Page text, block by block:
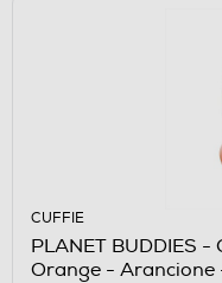
CUFFIE
PLANET BUDDIES -
Orange - Arancione